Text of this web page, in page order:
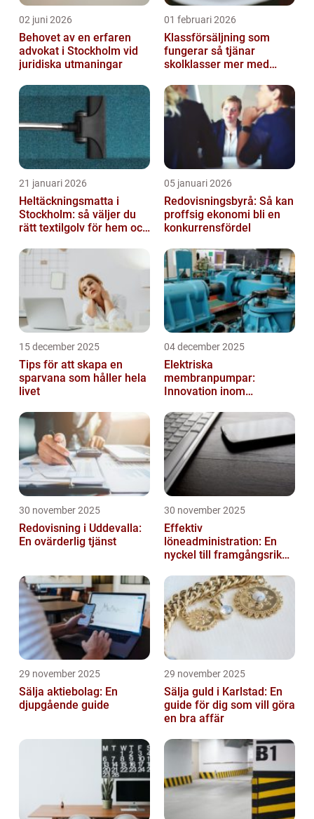
02 juni 2026
Behovet av en erfaren
advokat i Stockholm vid
juridiska utmaningar
01 februari 2026
Klassförsäljning som
fungerar så tjänar
skolklasser mer med
21 januari 2026
Heltäckningsmatta i
Stockholm: så väljer du
rätt textilgolv för hem och
05 januari 2026
Redovisningsbyrå: Så kan
proffsig ekonomi bli en
konkurrensfördel
15 december 2025
Tips för att skapa en
sparvana som håller hela
livet
04 december 2025
Elektriska
membranpumpar:
Innovation inom
30 november 2025
Redovisning i Uddevalla:
En ovärderlig tjänst
30 november 2025
Effektiv
löneadministration: En
nyckel till framgångsrika
29 november 2025
Sälja aktiebolag: En
djupgående guide
29 november 2025
Sälja guld i Karlstad: En
guide för dig som vill göra
en bra affär